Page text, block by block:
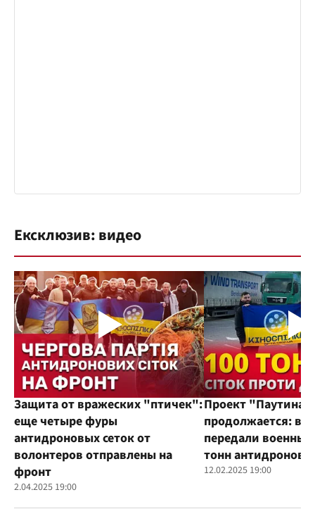
Ексклюзив: видео
Защита от вражеских "птичек":
еще четыре фуры
антидроновых сеток от
волонтеров отправлены на
фронт
2.04.2025 19:00
Проект "Паутина"
продолжается:
передали
тонн
12.02.2025 19:00